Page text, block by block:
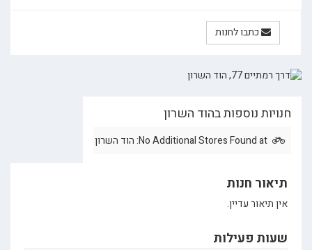
כתבו לחנות
חנויות נוספות בהוד השרון
No Additional Stores Found at: הוד השרון
תיאור חנות
אין תיאור עדיין.
שעות פעילות